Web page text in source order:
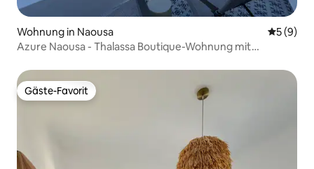
Wohnung in Naousa
5 (9)
Azure Naousa - Thalassa Boutique-Wohnung mit
Gäste-Favorit
Gäste-Favorit